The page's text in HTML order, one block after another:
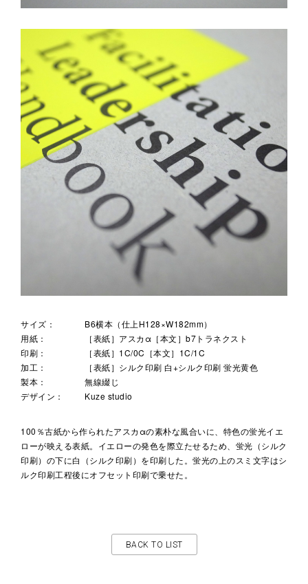
サイズ：
B6横本（仕上H128×W182mm）
用紙：
［表紙］アスカα［本文］b7トラネクスト
印刷：
［表紙］1C/0C［本文］1C/1C
加工：
［表紙］シルク印刷 白+シルク印刷 蛍光黄色
製本：
無線綴じ
デザイン：
Kuze studio
100％古紙から作られたアスカαの素朴な風合いに、特色の蛍光イエ
ローが映える表紙。イエローの発色を際立たせるため、蛍光（シルク
印刷）の下に白（シルク印刷）を印刷した。蛍光の上のスミ文字はシ
ルク印刷工程後にオフセット印刷で乗せた。
BACK TO LIST